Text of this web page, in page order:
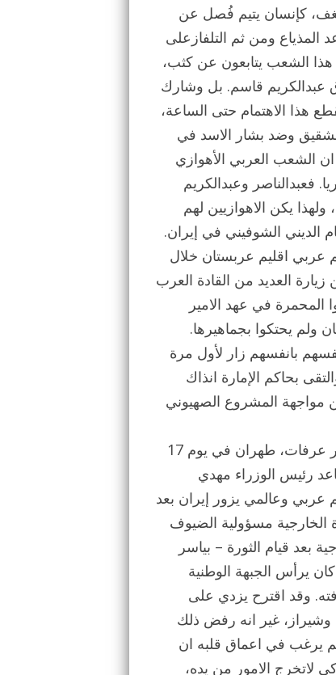
كإنسان يتيم فُصل عن
المذياع ومن ثم التلفازعلى
هذا الشعب يتابعون عن كثب،
عبدالكريم قاسم. بل وشارك
هذا الاهتمام حتى الساعة،
وضد بشار الاسد في
الشعب العربي الأهوازي
فعبدالناصر وعبدالكريم
ولهذا يكن الاهوازيين لهم
الديني الشوفيني في إيران.
عربي اقليم عربستان خلال
العديد من القادة العرب
المحمرة في عهد الامير
يحتكوا بجماهيرها.
بانفسهم زار لأول مرة
بحاكم الإمارة انذاك
مواجهة المشروع الصهيوني
والمرة الاخرى كانت بعد قيام الثورة الإيرانية بايام. اذ زار ياسر عرفات، طهران في يوم 17
مساعد رئيس الوزراء مهدي
زعيم عربي وعالمي يزور إيران بعد
الخارجية مسؤولية الضيوف
بعد قيام الثورة – بياسر
يرأس الجبهة الوطنية
وقد اقترح يزدي على
وشيراز، غير انه رفض ذلك
لم يرغب في اعماق قلبه ان
لاتخرج الامور من يده،